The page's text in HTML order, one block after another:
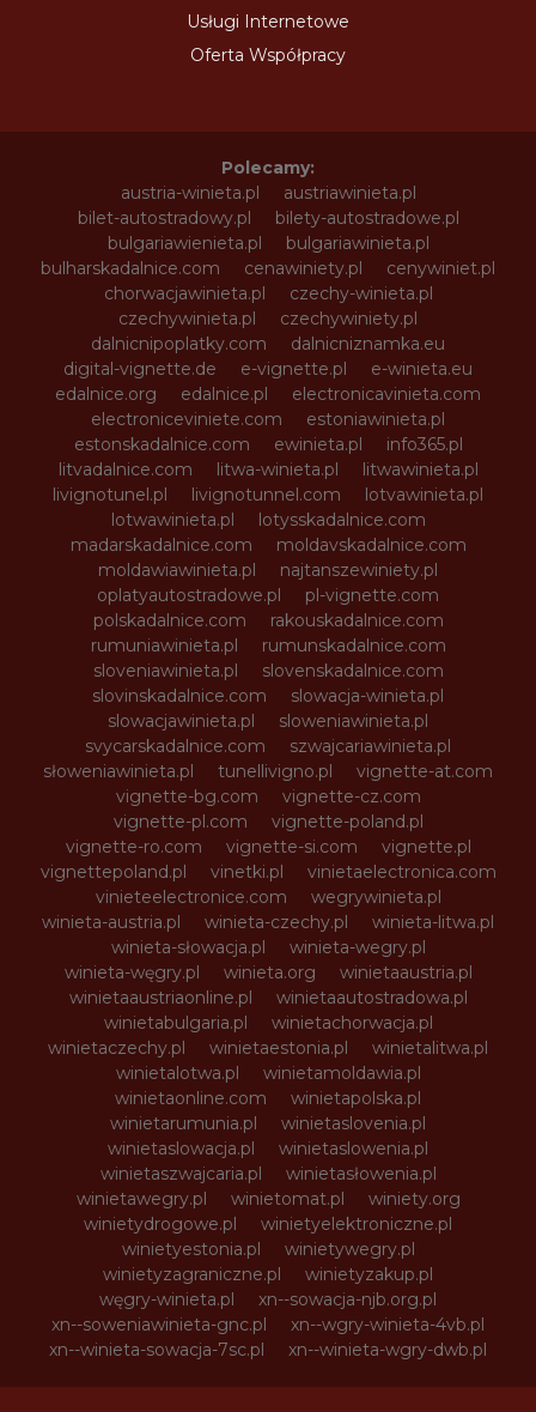
Usługi Internetowe
Oferta Współpracy
Polecamy:
austria-winieta.pl
austriawinieta.pl
bilet-autostradowy.pl
bilety-autostradowe.pl
bulgariawienieta.pl
bulgariawinieta.pl
bulharskadalnice.com
cenawiniety.pl
cenywiniet.pl
chorwacjawinieta.pl
czechy-winieta.pl
czechywinieta.pl
czechywiniety.pl
dalnicnipoplatky.com
dalnicniznamka.eu
digital-vignette.de
e-vignette.pl
e-winieta.eu
edalnice.org
edalnice.pl
electronicavinieta.com
electroniceviniete.com
estoniawinieta.pl
estonskadalnice.com
ewinieta.pl
info365.pl
litvadalnice.com
litwa-winieta.pl
litwawinieta.pl
livignotunel.pl
livignotunnel.com
lotvawinieta.pl
lotwawinieta.pl
lotysskadalnice.com
madarskadalnice.com
moldavskadalnice.com
moldawiawinieta.pl
najtanszewiniety.pl
oplatyautostradowe.pl
pl-vignette.com
polskadalnice.com
rakouskadalnice.com
rumuniawinieta.pl
rumunskadalnice.com
sloveniawinieta.pl
slovenskadalnice.com
slovinskadalnice.com
slowacja-winieta.pl
slowacjawinieta.pl
sloweniawinieta.pl
svycarskadalnice.com
szwajcariawinieta.pl
słoweniawinieta.pl
tunellivigno.pl
vignette-at.com
vignette-bg.com
vignette-cz.com
vignette-pl.com
vignette-poland.pl
vignette-ro.com
vignette-si.com
vignette.pl
vignettepoland.pl
vinetki.pl
vinietaelectronica.com
vinieteelectronice.com
wegrywinieta.pl
winieta-austria.pl
winieta-czechy.pl
winieta-litwa.pl
winieta-słowacja.pl
winieta-wegry.pl
winieta-węgry.pl
winieta.org
winietaaustria.pl
winietaaustriaonline.pl
winietaautostradowa.pl
winietabulgaria.pl
winietachorwacja.pl
winietaczechy.pl
winietaestonia.pl
winietalitwa.pl
winietalotwa.pl
winietamoldawia.pl
winietaonline.com
winietapolska.pl
winietarumunia.pl
winietaslovenia.pl
winietaslowacja.pl
winietaslowenia.pl
winietaszwajcaria.pl
winietasłowenia.pl
winietawegry.pl
winietomat.pl
winiety.org
winietydrogowe.pl
winietyelektroniczne.pl
winietyestonia.pl
winietywegry.pl
winietyzagraniczne.pl
winietyzakup.pl
węgry-winieta.pl
xn--sowacja-njb.org.pl
xn--soweniawinieta-gnc.pl
xn--wgry-winieta-4vb.pl
xn--winieta-sowacja-7sc.pl
xn--winieta-wgry-dwb.pl